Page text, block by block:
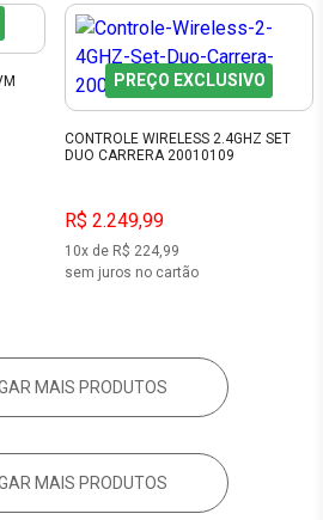
PREÇO EXCLUSIVO
CONTROLE WIRELESS 2.4GHZ SET
DUO CARRERA 20010109
R$ 2.249,99
10x de R$ 224,99
sem juros no cartão
MAIS PRODUTOS
MAIS PRODUTOS